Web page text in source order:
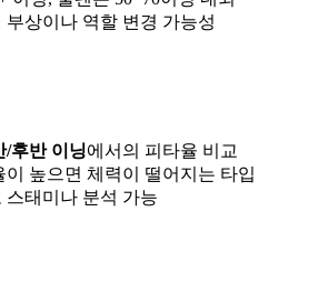
부상이나 역할 변경 가능성
/후반 이닝에서의 피타율 비교
이 높으면 체력이 떨어지는 타입
스태미나 분석 가능